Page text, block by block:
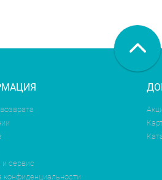
и сервис
конфиденциальности